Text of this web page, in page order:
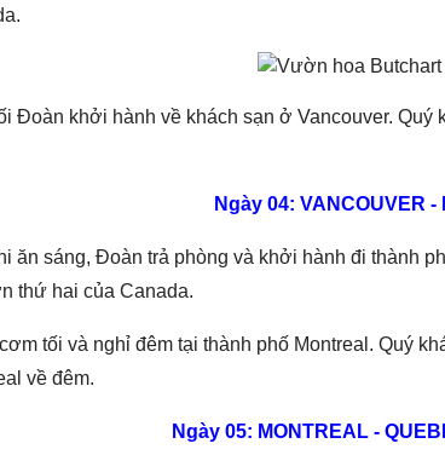
Đoàn khởi hành về khách sạn ở Vancouver. Quý
Ngày 04: VANCOUVER -
ăn sáng, Đoàn trả phòng và khởi hành đi thành
thứ hai của Canada.
tối và nghỉ đêm tại thành phố Montreal. Quý
về đêm.
Ngày 05: MONTREAL -